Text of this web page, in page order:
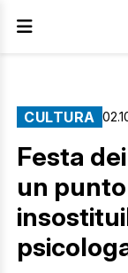
CULTURA
Festa
un